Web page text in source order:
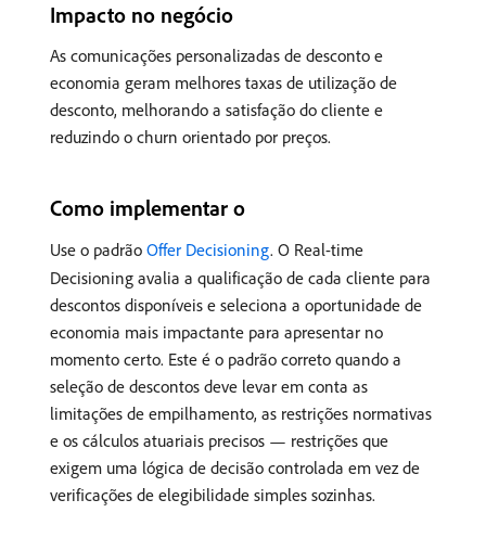
Impacto no negócio
As comunicações personalizadas de desconto e
economia geram melhores taxas de utilização de
desconto, melhorando a satisfação do cliente e
reduzindo o churn orientado por preços.
Como implementar o
Use o padrão Offer Decisioning. O Real-time
Decisioning avalia a qualificação de cada cliente para
descontos disponíveis e seleciona a oportunidade de
economia mais impactante para apresentar no
momento certo. Este é o padrão correto quando a
seleção de descontos deve levar em conta as
limitações de empilhamento, as restrições normativas
e os cálculos atuariais precisos — restrições que
exigem uma lógica de decisão controlada em vez de
verificações de elegibilidade simples sozinhas.